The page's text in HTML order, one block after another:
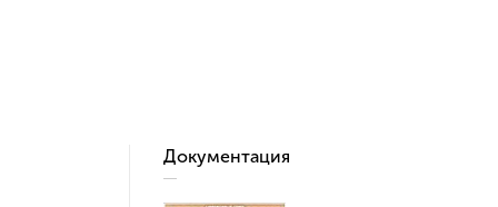
Документация